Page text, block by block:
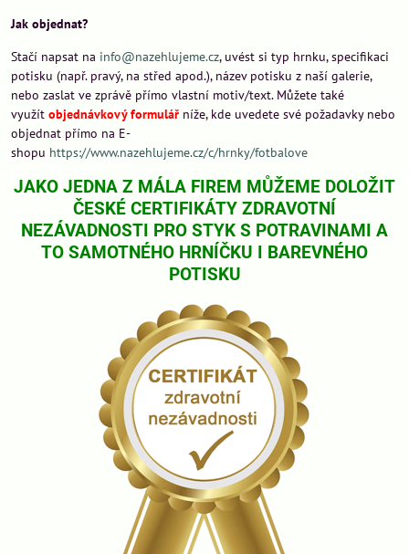
Jak objednat?
Stačí napsat na info@nazehlujeme.cz, uvést si typ hrnku, specifikaci
potisku (např. pravý, na střed apod.), název potisku z naší galerie,
nebo zaslat ve zprávě přímo vlastní motiv/text. Můžete také
využít objednávkový formulář níže, kde uvedete své požadavky nebo
objednat přímo na E-
shopu https://www.nazehlujeme.cz/c/hrnky/fotbalove
JAKO JEDNA Z MÁLA FIREM MŮŽEME DOLOŽIT
ČESKÉ CERTIFIKÁTY ZDRAVOTNÍ
NEZÁVADNOSTI PRO STYK S POTRAVINAMI A
TO SAMOTNÉHO HRNÍČKU I BAREVNÉHO
POTISKU